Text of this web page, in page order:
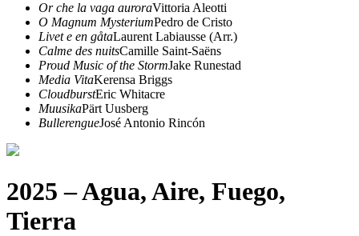
Or che la vaga auroraVittoria Aleotti
O Magnum MysteriumPedro de Cristo
Livet e en gåtaLaurent Labiausse (Arr.)
Calme des nuitsCamille Saint-Saëns
Proud Music of the StormJake Runestad
Media VitaKerensa Briggs
CloudburstEric Whitacre
MuusikaPärt Uusberg
BullerengueJosé Antonio Rincón
2025 – Agua, Aire, Fuego,
Tierra